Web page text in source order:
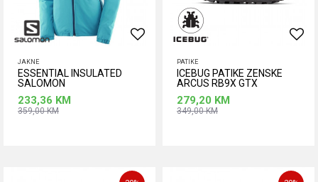
JAKNE
ESSENTIAL INSULATED
SALOMON
233,36 KM
359,00KM
PATIKE
ICEBUG PATIKE ZENSKE
ARCUS RB9X GTX
279,20 KM
349,00KM